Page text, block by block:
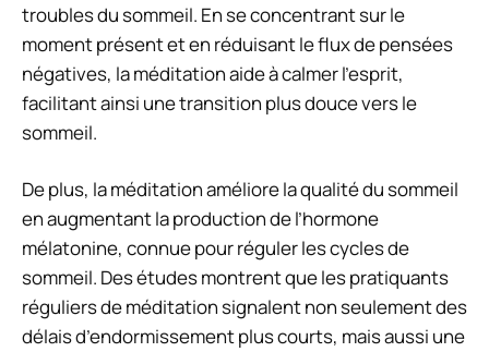
troubles du sommeil. En se concentrant sur le
moment présent et en réduisant le flux de pensées
négatives, la méditation aide à calmer l’esprit,
facilitant ainsi une transition plus douce vers le
sommeil.
De plus, la méditation améliore la qualité du sommeil
en augmentant la production de l’hormone
mélatonine, connue pour réguler les cycles de
sommeil. Des études montrent que les pratiquants
réguliers de méditation signalent non seulement des
délais d’endormissement plus courts, mais aussi une